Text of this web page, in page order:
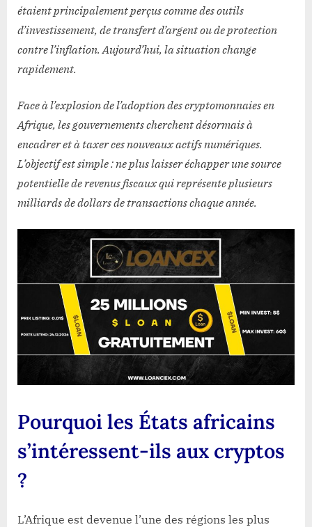
étaient principalement perçus comme des outils
d’investissement, de transfert d’argent ou de protection
contre l’inflation. Aujourd’hui, la situation change
rapidement.
Face à l’explosion de l’adoption des cryptomonnaies en
Afrique, les gouvernements cherchent désormais à
encadrer et à taxer ces nouveaux actifs numériques.
L’objectif est simple : ne plus laisser échapper une source
potentielle de revenus fiscaux qui représente plusieurs
milliards de dollars de transactions chaque année.
Pourquoi les États africains
s’intéressent-ils aux cryptos
?
L’Afrique est devenue l’une des régions les plus